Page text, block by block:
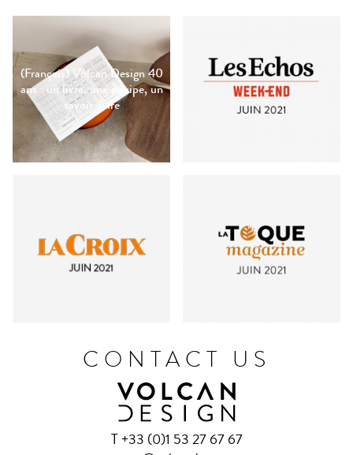
(Français) Volcan Design 40
ans : un livre, une équipe, un
savoir-faire
CONTACT US
T +33 (0)1 53 27 67 67